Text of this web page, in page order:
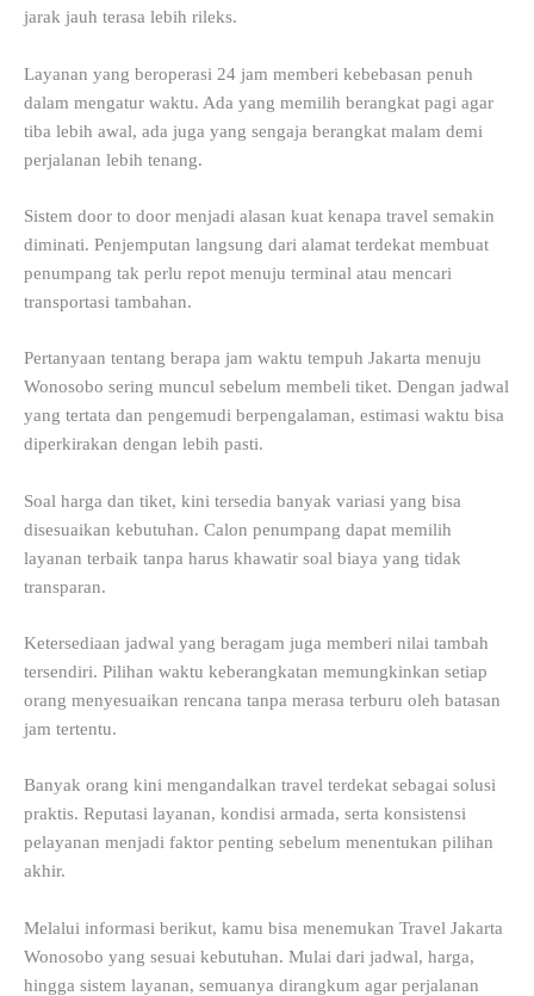
jarak jauh terasa lebih rileks.
Layanan yang beroperasi 24 jam memberi kebebasan penuh
dalam mengatur waktu. Ada yang memilih berangkat pagi agar
tiba lebih awal, ada juga yang sengaja berangkat malam demi
perjalanan lebih tenang.
Sistem door to door menjadi alasan kuat kenapa travel semakin
diminati. Penjemputan langsung dari alamat terdekat membuat
penumpang tak perlu repot menuju terminal atau mencari
transportasi tambahan.
Pertanyaan tentang berapa jam waktu tempuh Jakarta menuju
Wonosobo sering muncul sebelum membeli tiket. Dengan jadwal
yang tertata dan pengemudi berpengalaman, estimasi waktu bisa
diperkirakan dengan lebih pasti.
Soal harga dan tiket, kini tersedia banyak variasi yang bisa
disesuaikan kebutuhan. Calon penumpang dapat memilih
layanan terbaik tanpa harus khawatir soal biaya yang tidak
transparan.
Ketersediaan jadwal yang beragam juga memberi nilai tambah
tersendiri. Pilihan waktu keberangkatan memungkinkan setiap
orang menyesuaikan rencana tanpa merasa terburu oleh batasan
jam tertentu.
Banyak orang kini mengandalkan travel terdekat sebagai solusi
praktis. Reputasi layanan, kondisi armada, serta konsistensi
pelayanan menjadi faktor penting sebelum menentukan pilihan
akhir.
Melalui informasi berikut, kamu bisa menemukan Travel Jakarta
Wonosobo yang sesuai kebutuhan. Mulai dari jadwal, harga,
hingga sistem layanan, semuanya dirangkum agar perjalanan